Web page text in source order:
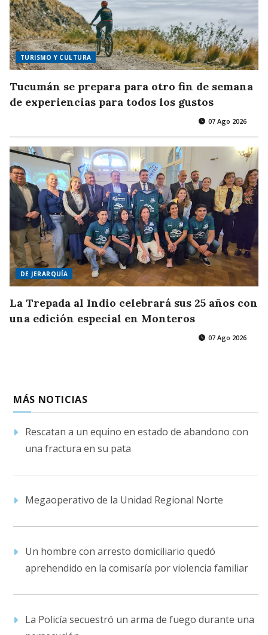
TURISMO Y CULTURA
Tucumán se prepara para otro fin de semana
de experiencias para todos los gustos
07 Ago 2026
DE JERARQUÍA
La Trepada al Indio celebrará sus 25 años con
una edición especial en Monteros
07 Ago 2026
MÁS NOTICIAS
Rescatan a un equino en estado de abandono con
una fractura en su pata
Megaoperativo de la Unidad Regional Norte
Un hombre con arresto domiciliario quedó
aprehendido en la comisaría por violencia familiar
La Policía secuestró un arma de fuego durante una